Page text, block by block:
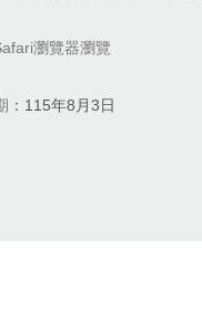
瀏覽器瀏覽
115年8月3日